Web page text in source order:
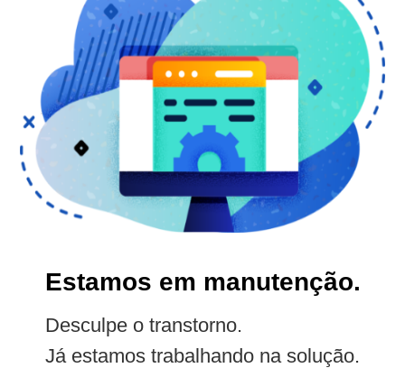
Estamos em manutenção.
Desculpe o transtorno.
Já estamos trabalhando na solução.